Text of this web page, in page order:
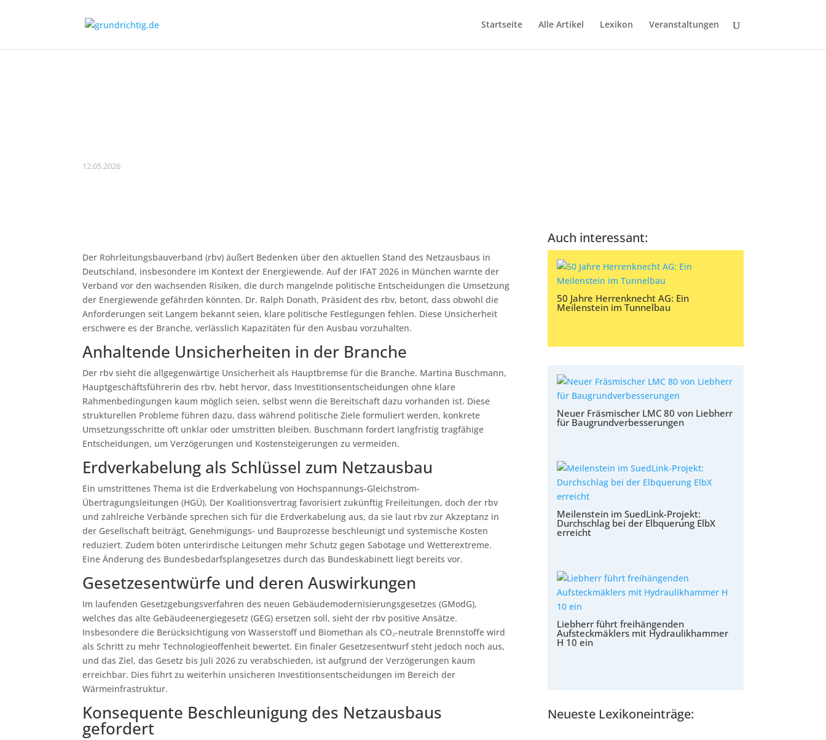
Startseite Alle Artikel Lexikon Veranstaltungen
12.05.2026
Der Rohrleitungsbauverband (rbv) äußert Bedenken über den aktuellen Stand des Netzausbaus in
Deutschland, insbesondere im Kontext der Energiewende. Auf der IFAT 2026 in München warnte der
Verband vor den wachsenden Risiken, die durch mangelnde politische Entscheidungen die Umsetzung
der Energiewende gefährden könnten. Dr. Ralph Donath, Präsident des rbv, betont, dass obwohl die
Anforderungen seit Langem bekannt seien, klare politische Festlegungen fehlen. Diese Unsicherheit
erschwere es der Branche, verlässlich Kapazitäten für den Ausbau vorzuhalten.
Anhaltende Unsicherheiten in der Branche
Der rbv sieht die allgegenwärtige Unsicherheit als Hauptbremse für die Branche. Martina Buschmann,
Hauptgeschäftsführerin des rbv, hebt hervor, dass Investitionsentscheidungen ohne klare
Rahmenbedingungen kaum möglich seien, selbst wenn die Bereitschaft dazu vorhanden ist. Diese
strukturellen Probleme führen dazu, dass während politische Ziele formuliert werden, konkrete
Umsetzungsschritte oft unklar oder umstritten bleiben. Buschmann fordert langfristig tragfähige
Entscheidungen, um Verzögerungen und Kostensteigerungen zu vermeiden.
Erdverkabelung als Schlüssel zum Netzausbau
Ein umstrittenes Thema ist die Erdverkabelung von Hochspannungs-Gleichstrom-
Übertragungsleitungen (HGÜ). Der Koalitionsvertrag favorisiert zukünftig Freileitungen, doch der rbv
und zahlreiche Verbände sprechen sich für die Erdverkabelung aus, da sie laut rbv zur Akzeptanz in
der Gesellschaft beiträgt, Genehmigungs- und Bauprozesse beschleunigt und systemische Kosten
reduziert. Zudem böten unterirdische Leitungen mehr Schutz gegen Sabotage und Wetterextreme.
Eine Änderung des Bundesbedarfsplangesetzes durch das Bundeskabinett liegt bereits vor.
Gesetzesentwürfe und deren Auswirkungen
Im laufenden Gesetzgebungsverfahren des neuen Gebäudemodernisierungsgesetzes (GModG),
welches das alte Gebäudeenergiegesetz (GEG) ersetzen soll, sieht der rbv positive Ansätze.
Insbesondere die Berücksichtigung von Wasserstoff und Biomethan als CO₂-neutrale Brennstoffe wird
als Schritt zu mehr Technologieoffenheit bewertet. Ein finaler Gesetzesentwurf steht jedoch noch aus,
und das Ziel, das Gesetz bis Juli 2026 zu verabschieden, ist aufgrund der Verzögerungen kaum
erreichbar. Dies führt zu weiterhin unsicheren Investitionsentscheidungen im Bereich der
Wärmeinfrastruktur.
Konsequente Beschleunigung des Netzausbaus
gefordert
Auch interessant:
50 Jahre Herrenknecht AG: Ein
Meilenstein im Tunnelbau
Neuer Fräsmischer LMC 80 von Liebherr
für Baugrundverbesserungen
Meilenstein im SuedLink-Projekt:
Durchschlag bei der Elbquerung ElbX
erreicht
Liebherr führt freihängenden
Aufsteckmäklers mit Hydraulikhammer
H 10 ein
Neueste Lexikoneinträge: